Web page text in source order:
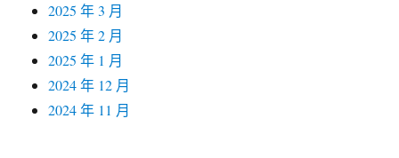
2025 年 3 月
2025 年 2 月
2025 年 1 月
2024 年 12 月
2024 年 11 月